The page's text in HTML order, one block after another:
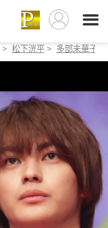
> 松下洸平 > 多部未華子